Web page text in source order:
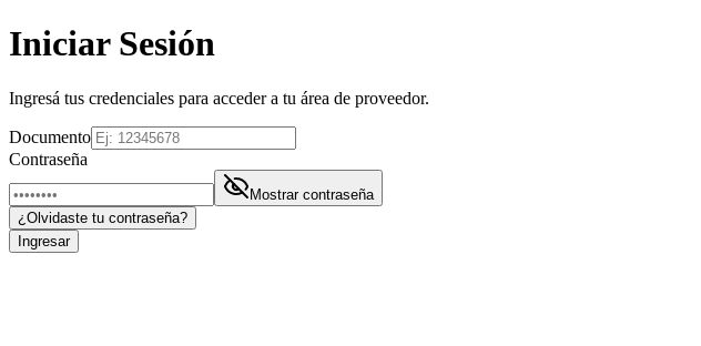
Iniciar Sesión
Ingresá tus credenciales para acceder a tu área de proveedor.
Documento
Contraseña
Mostrar contraseña
¿Olvidaste tu contraseña?
Ingresar